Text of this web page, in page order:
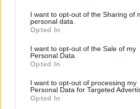
I want to opt-out of the Sharing of
personal data.
Opted In
I want to opt-out of the Sale of my
Personal Data.
Opted In
I want to opt-out of processing my
Personal Data for Targeted
Opted In
Απολογείται σήμερα η 46χρονη που
επίθεση στη Marfin
Καιρός: Ανεβαίνει η θερμοκρασία στην
υδράργυρος
7 Αυγούστου, 2026